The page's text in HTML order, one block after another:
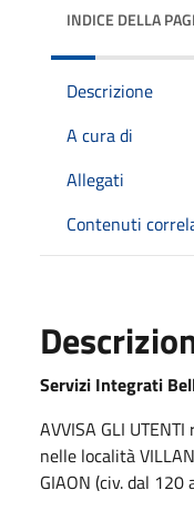
INDICE DELLA
Descrizione
A cura di
Allegati
Contenuti
Servizi Integrati
AVVISA GLI
nelle località
GIAON (civ. dal 120